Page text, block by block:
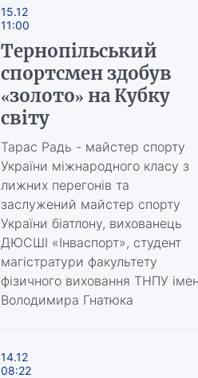
15.12
11:00
Тернопільський
спортсмен здобув
«золото» на Кубку
світу
Тарас Радь - майстер спорту
України міжнародного класу з
лижних перегонів та
заслужений майстер спорту
України біатлону, вихованець
ДЮСШІ «Інваспорт», студент
магістратури факультету
фізичного виховання ТНПУ
Володимира Гнатюка
14.12
08:22